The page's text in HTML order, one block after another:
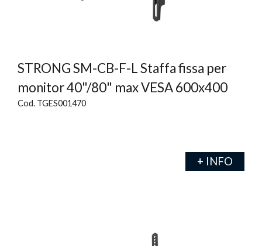
STRONG SM-CB-F-L Staffa fissa per
monitor 40"/80" max VESA 600x400
Cod. TGES001470
+ INFO